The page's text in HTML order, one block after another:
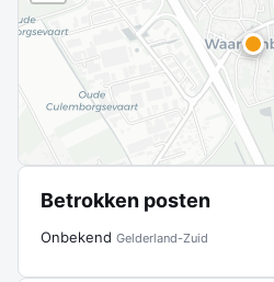
Betrokken posten
Onbekend Gelderland-Zuid